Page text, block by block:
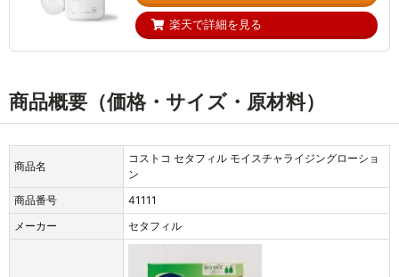
楽天で詳細を見る
商品概要（価格・サイズ・原材料）
商品名
コストコ セタフィル モイスチャライジングローショ
ン
商品番号
41111
メーカー
セタフィル